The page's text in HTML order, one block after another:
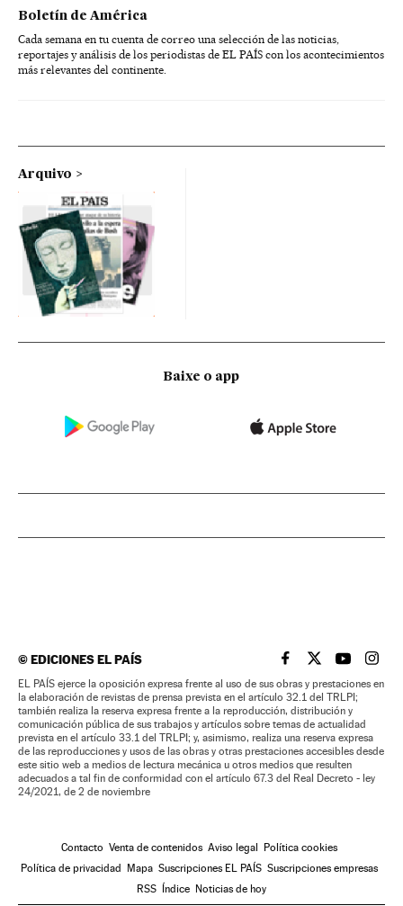
Boletín de América
Cada semana en tu cuenta de correo una selección de las noticias,
reportajes y análisis de los periodistas de EL PAÍS con los acontecimientos
más relevantes del continente.
Arquivo
Baixe o app
©EDICIONES EL PAÍS EL PAÍS BRASIL EN
EL PAÍSEL PAÍS
EL
EL PAÍS ejerce la oposición expresa frente al uso de sus obras y prestaciones en
la elaboración de revistas de prensa prevista en el artículo 32.1 del TRLPI;
también realiza la reserva expresa frente a la reproducción, distribución y
comunicación pública de sus trabajos y artículos sobre temas de actualidad
prevista en el artículo 33.1 del TRLPI; y, asimismo, realiza una reserva expresa
de las reproducciones y usos de las obras y otras prestaciones accesibles desde
este sitio web a medios de lectura mecánica u otros medios que resulten
adecuados a tal fin de conformidad con el artículo 67.3 del Real Decreto - ley
24/2021, de 2 de noviembre
Contacto Venta de contenidos Aviso legal
Política cookies
Política de privacidad
Mapa Suscripciones EL PAÍS Suscripciones empresas
RSS
Índice Noticias de hoy